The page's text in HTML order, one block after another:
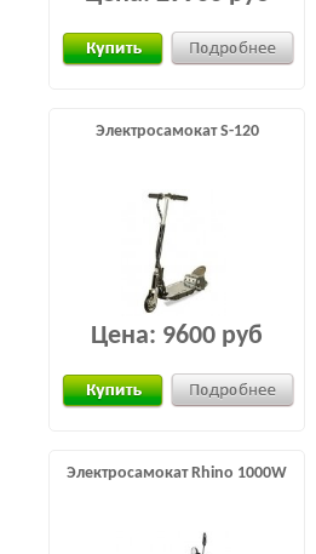
Электросамокат S-120
Цена: 9600 руб
Электросамокат Rhino 1000W